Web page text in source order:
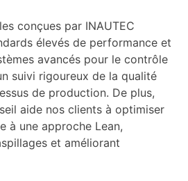
conçues par INAUTEC
élevés de performance et
avancés pour le contrôle
suivi rigoureux de la qualité
de production. De plus,
aide nos clients à optimiser
à une approche Lean,
et améliorant